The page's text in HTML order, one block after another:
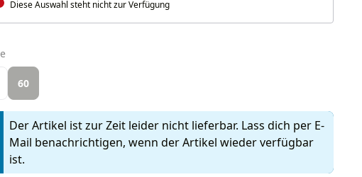
Diese Auswahl steht nicht zur Verfügung
auswählen
60
Der Artikel ist zur Zeit leider nicht lieferbar. Lass dich per E-
Mail benachrichtigen, wenn der Artikel wieder verfügbar
ist.